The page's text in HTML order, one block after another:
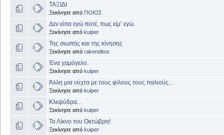
ΤΑΞΙΔΙ
Ξεκίνησε από ΠΟΙΟΣ
Δεν είπα εγώ ποτέ, πως είμ’ εγώ.
Ξεκίνησε από kuiper
Της σιωπής και της κίνησης
Ξεκίνησε από rakenditos
Ένα χαμόγελο.
Ξεκίνησε από kuiper
Άλλη μια νύχτα με τους φίλους τους παλιούς...
Ξεκίνησε από kuiper
Κλεψύδρα...
Ξεκίνησε από kuiper
Το Λίκνο του Οκτώβρη!
Ξεκίνησε από kuiper